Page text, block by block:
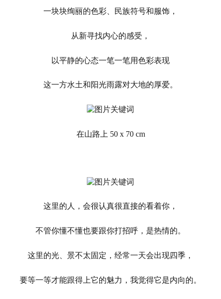
一块块绚丽的色彩、民族符号和服饰，
从新寻找内心的感受，
以平静的心态一笔一笔用色彩表现
这一方水土和阳光雨露对大地的厚爱。
在山路上 50 x 70 cm
这里的人，会很认真很直接的看着你，
不管你懂不懂也要跟你打招呼，是热情的。
这里的光、景不太固定，经常一天会出现四季，
要等一等才能跟得上它的魅力，我觉得它是内向的。